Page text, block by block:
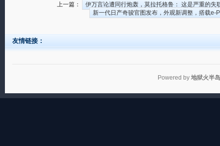
上一篇：
伊万言论遭同行炮轰，莫拉托格鲁： 这是严重的失
新一代日产奇骏官图发布，外观新调整，搭载e-
友情链接：
Powered by 地狱火半